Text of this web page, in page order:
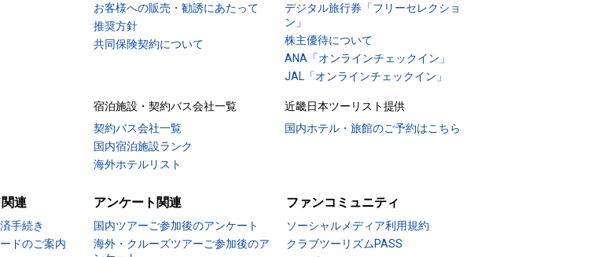
お客様への販売・勧誘にあたって
推奨方針
共同保険契約について
デジタル旅行券「フリーセレクショ
ン」
株主優待について
ANA「オンラインチェックイン」
JAL「オンラインチェックイン」
宿泊施設・契約バス会社一覧
契約バス会社一覧
国内宿泊施設ランク
海外ホテルリスト
近畿日本ツーリスト提供
国内ホテル・旅館のご予約はこちら
連
手続き
ドのご案内
アンケート関連
国内ツアーご参加後のアンケート
海外・クルーズツアーご参加後のア
ファンコミュニティ
ソーシャルメディア利用規約
クラブツーリズムPASS